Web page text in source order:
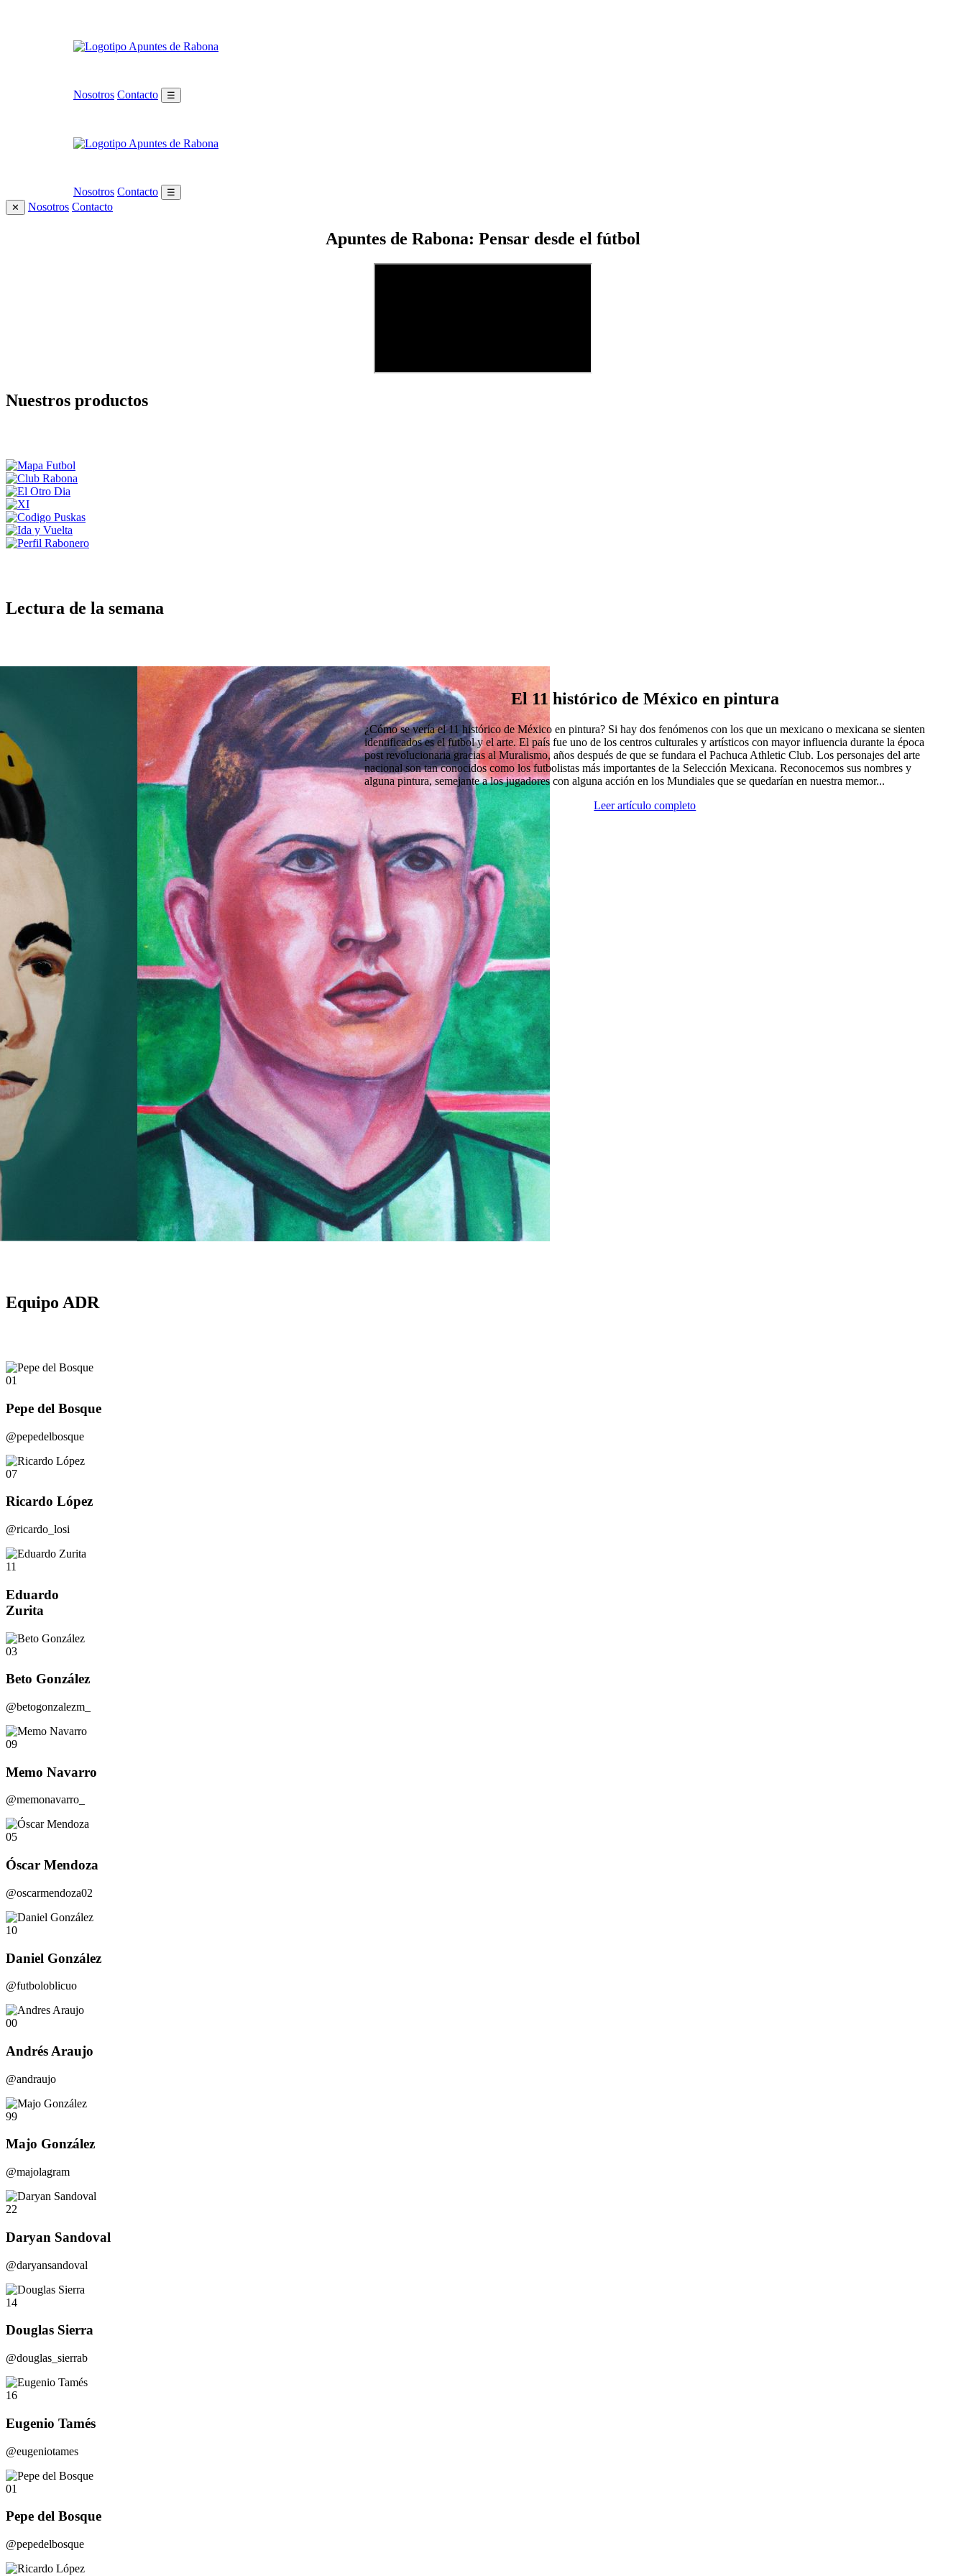
Nosotros Contacto ☰
Nosotros Contacto
☰
✕
Nosotros Contacto
Apuntes de Rabona: Pensar desde el fútbol
Nuestros productos
Lectura de la semana
El 11 histórico de México en pintura
¿Cómo se vería el 11 histórico de México en pintura? Si hay dos fenómenos con los que un mexicano o mexicana se sienten
identificados es el futbol y el arte. El país fue uno de los centros culturales y artísticos con mayor influencia durante la época
post revolucionaria gracias al Muralismo, años después de que se fundara el Pachuca Athletic Club. Los personajes del arte
nacional son tan conocidos como los futbolistas más importantes de la Selección Mexicana. Reconocemos sus nombres y
alguna pintura, semejante a los jugadores con alguna acción en los Mundiales que se quedarían en nuestra memor...
Leer artículo completo
Equipo ADR
01
Pepe del Bosque
@pepedelbosque
07
Ricardo López
@ricardo_losi
11
Eduardo
Zurita
03
Beto González
@betogonzalezm_
09
Memo Navarro
@memonavarro_
05
Óscar Mendoza
@oscarmendoza02
10
Daniel González
@futboloblicuo
00
Andrés Araujo
@andraujo
99
Majo González
@majolagram
22
Daryan Sandoval
@daryansandoval
14
Douglas Sierra
@douglas_sierrab
16
Eugenio Tamés
@eugeniotames
01
Pepe del Bosque
@pepedelbosque